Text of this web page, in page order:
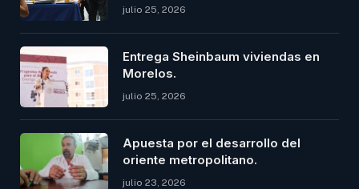
julio 25, 2026
Entrega Sheinbaum viviendas en
Morelos.
julio 25, 2026
Apuesta por el desarrollo del
oriente metropolitano.
julio 23, 2026